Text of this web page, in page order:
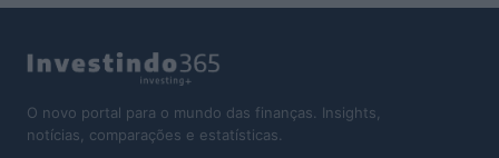
O novo portal para o mundo das finanças. Insights,
notícias, comparações e estatísticas.